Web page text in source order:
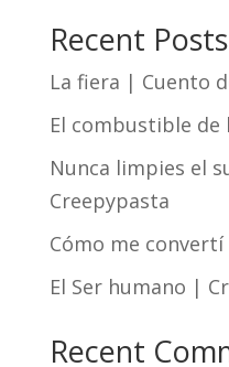
Recent Posts
La fiera | Cuento
El combustible de
Nunca limpies el
Creepypasta
Cómo me
El Ser humano |
Recent